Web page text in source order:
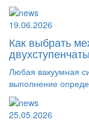
19.06.2026
Как выбрать
Любая вакуумная
выполнение
25.05.2026